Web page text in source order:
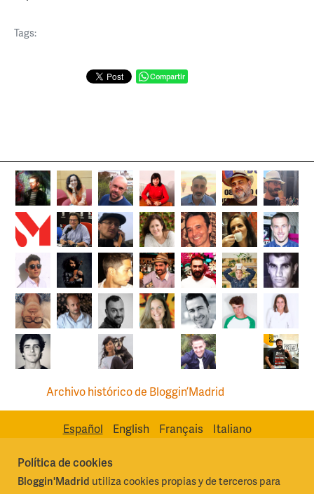
Tags:
Compartir
Archivo histórico de Bloggin’Madrid
Español English Français Italiano
Política de cookies
Bloggin'Madrid utiliza cookies propias y de terceros para